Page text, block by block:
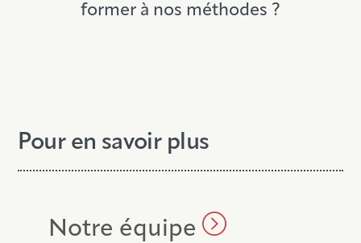
former à nos méthodes ?
Pour en savoir plus
Notre équipe